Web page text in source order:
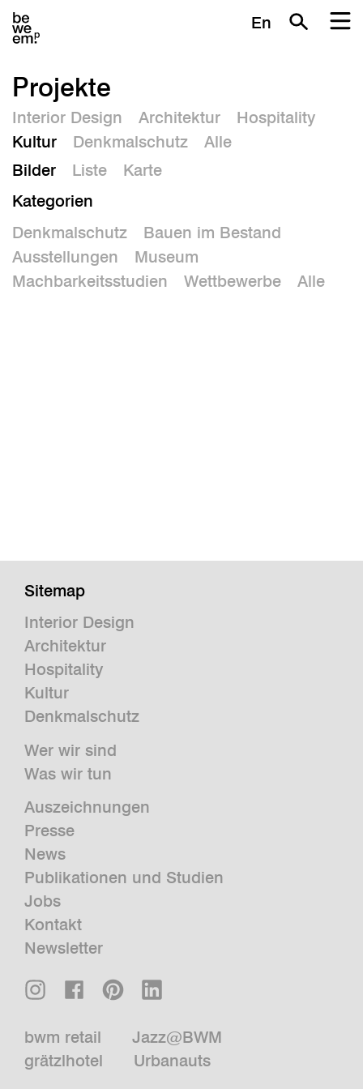
En
Projekte
Interior Design Architektur
Hospitality
Kultur
Denkmalschutz
Alle
Bilder
Liste
Karte
Kategorien
Denkmalschutz
Bauen im Bestand
Ausstellungen
Museum
Machbarkeitsstudien
Wettbewerbe Alle
Sitemap
Interior Design
Architektur
Hospitality
Kultur
Denkmalschutz
Wer wir sind
Was wir tun
Auszeichnungen
Presse
News
Publikationen und Studien
Jobs
Kontakt
Newsletter
bwm retail
Jazz@BWM
grätzlhotel
Urbanauts